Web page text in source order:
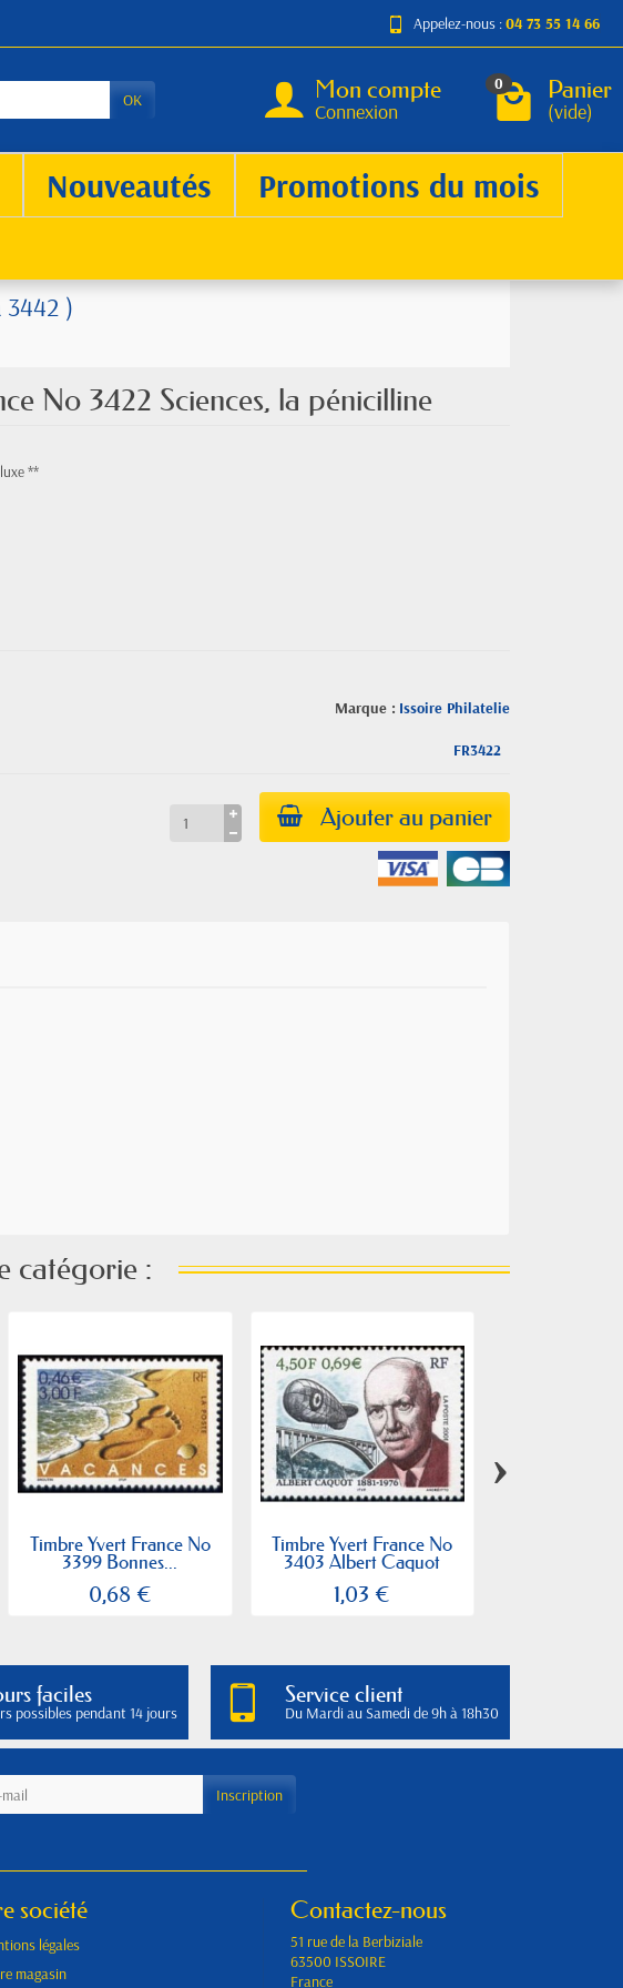
Appelez-nous :04 73 55 14 66
OK Mon compte
Connexion
0 Panier
(vide)
Nouveautés
Promotions du mois
3442 )
No 3422 Sciences, la pénicilline
**
Marque : Issoire Philatelie
FR3422
Ajouter au panier
catégorie :
Timbre Yvert France No
3399 Bonnes...
0,68 €
Timbre Yvert France No
3403 Albert Caquot
1,03 €
›
faciles
possibles pendant 14 jours
Service client
Du Mardi au Samedi de 9h à 18h30
société
légales
magasin
Contactez-nous
51 rue de la Berbiziale
63500 ISSOIRE
France